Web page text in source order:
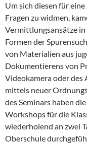
Um sich diesen für
Fragen zu widmen,
Vermittlungsansätze in
Formen der
von Materialien aus
Dokumentierens von
Videokamera oder
mittels neuer
des Seminars haben
Workshops für die
wiederholend an zwei
Oberschule